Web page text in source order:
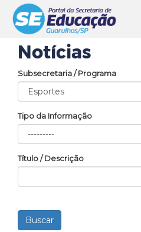
Notícias
Subsecretaria / Programa
Tipo da Informação
Título / Descrição